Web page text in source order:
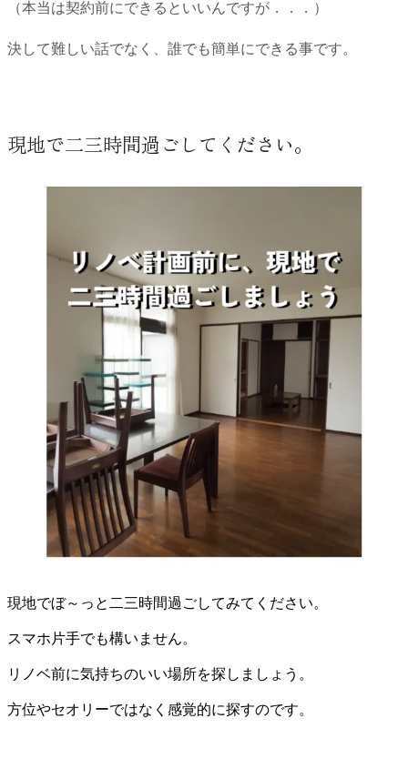
（本当は契約前にできるといいんですが．．．）
決して難しい話でなく、誰でも簡単にできる事です。
現地で二三時間過ごしてください。
現地でぼ～っと二三時間過ごしてみてください。
スマホ片手でも構いません。
リノベ前に気持ちのいい場所を探しましょう。
方位やセオリーではなく感覚的に探すのです。